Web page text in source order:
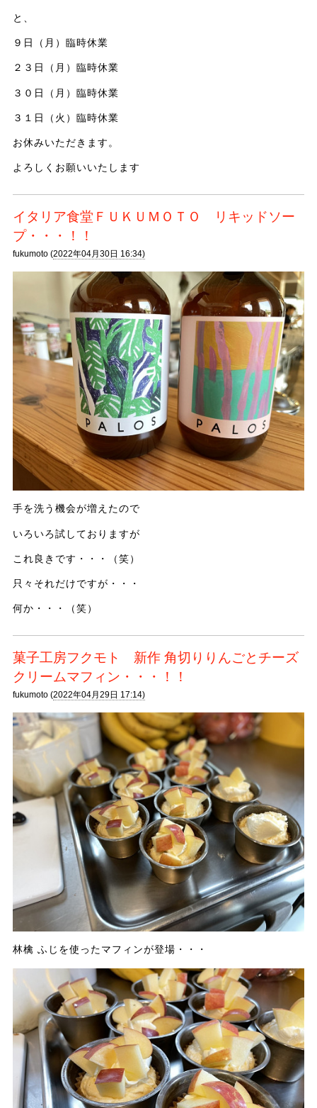
と、
９日（月）臨時休業
２３日（月）臨時休業
３０日（月）臨時休業
３１日（火）臨時休業
お休みいただきます。
よろしくお願いいたします
イタリア食堂ＦＵＫＵＭＯＴＯ リキッドソー
プ・・・！！
fukumoto (2022年04月30日 16:34)
手を洗う機会が増えたので
いろいろ試しておりますが
これ良きです・・・（笑）
只々それだけですが・・・
何か・・・（笑）
菓子工房フクモト 新作 角切りりんごとチーズ
クリームマフィン・・・！！
fukumoto (2022年04月29日 17:14)
林檎 ふじを使ったマフィンが登場・・・